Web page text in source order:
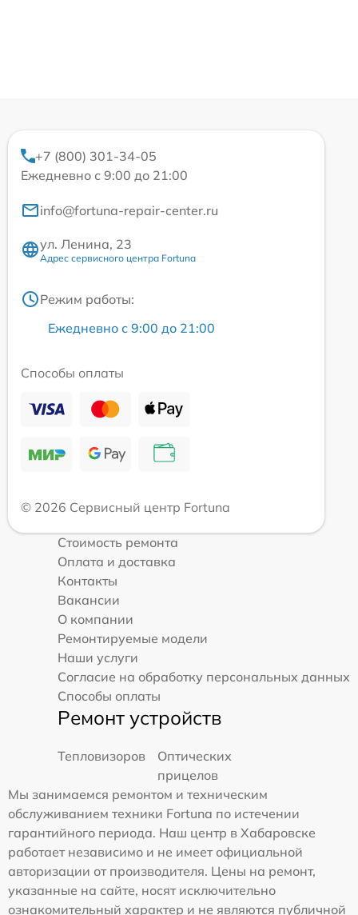
+7 (800) 301-34-05
Ежедневно с 9:00 до 21:00
info@fortuna-repair-center.ru
ул. Ленина, 23
Адрес сервисного центра Fortuna
Режим работы:
Ежедневно с 9:00 до 21:00
Способы оплаты
© 2026 Сервисный центр Fortuna
Стоимость ремонта
Оплата и доставка
Контакты
Вакансии
О компании
Ремонтируемые модели
Наши услуги
Согласие на обработку персональных данных
Способы оплаты
Ремонт устройств
Тепловизоров
Оптических
прицелов
Мы занимаемся ремонтом и техническим
обслуживанием техники Fortuna по истечении
гарантийного периода. Наш центр в Хабаровске
работает независимо и не имеет официальной
авторизации от производителя. Цены на ремонт,
указанные на сайте, носят исключительно
ознакомительный характер и не являются публичной